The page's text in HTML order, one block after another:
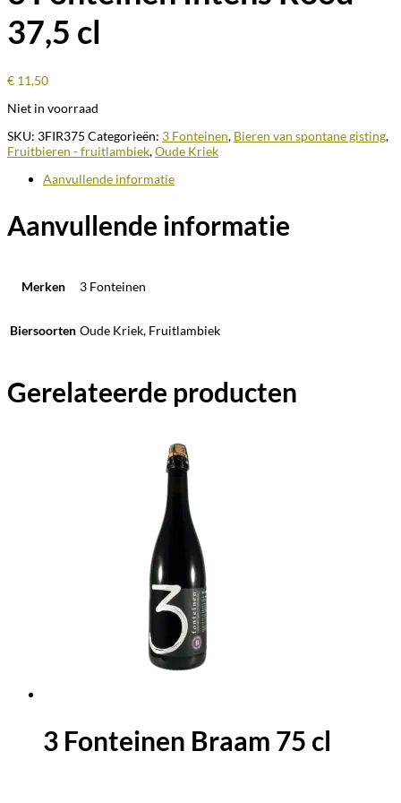
37,5 cl
€ 11,50
Niet in voorraad
SKU: 3FIR375 Categorieën: 3 Fonteinen, Bieren van spontane gisting,
Fruitbieren - fruitlambiek,Oude Kriek
Aanvullende informatie
Aanvullende informatie
Merken 3 Fonteinen
Biersoorten Oude Kriek, Fruitlambiek
Gerelateerde producten
3 Fonteinen Braam 75 cl